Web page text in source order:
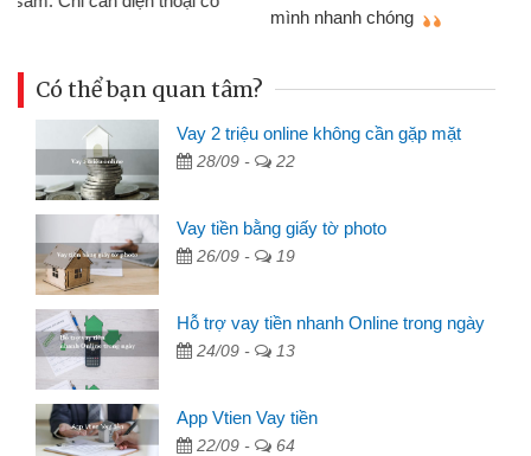
Có thể bạn quan tâm?
Vay 2 triệu online không cần gặp mặt
28/09 - 22
Vay tiền bằng giấy tờ photo
26/09 - 19
Hỗ trợ vay tiền nhanh Online trong ngày
24/09 - 13
App Vtien Vay tiền
22/09 - 64